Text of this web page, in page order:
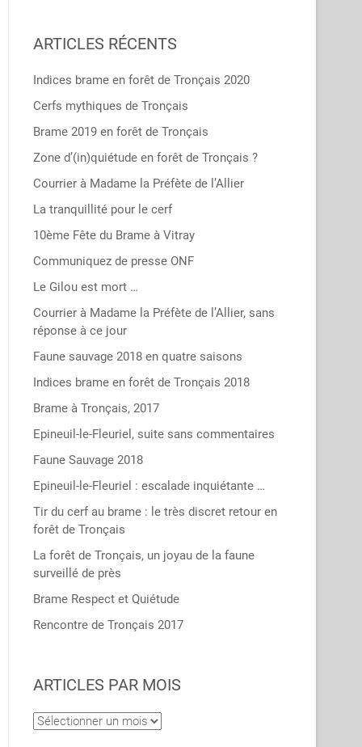
ARTICLES RÉCENTS
Indices brame en forêt de Tronçais 2020
Cerfs mythiques de Tronçais
Brame 2019 en forêt de Tronçais
Zone d’(in)quiétude en forêt de Tronçais ?
Courrier à Madame la Préfète de l’Allier
La tranquillité pour le cerf
10ème Fête du Brame à Vitray
Communiquez de presse ONF
Le Gilou est mort …
Courrier à Madame la Préfète de l’Allier, sans
réponse à ce jour
Faune sauvage 2018 en quatre saisons
Indices brame en forêt de Tronçais 2018
Brame à Tronçais, 2017
Epineuil-le-Fleuriel, suite sans commentaires
Faune Sauvage 2018
Epineuil-le-Fleuriel : escalade inquiétante …
Tir du cerf au brame : le très discret retour en
forêt de Tronçais
La forêt de Tronçais, un joyau de la faune
surveillé de près
Brame Respect et Quiétude
Rencontre de Tronçais 2017
ARTICLES PAR MOIS
Articles